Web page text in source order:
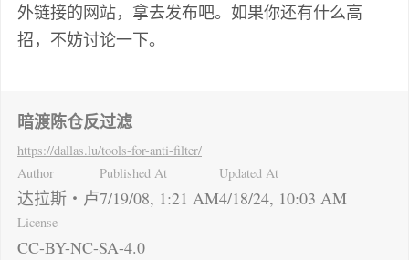
外链接的网站，拿去发布吧。如果你还有什么高
招，不妨讨论一下。
暗渡陈仓反过滤
https://dallas.lu/tools-for-anti-filter/
Author
达拉斯・卢
Published At
7/19/08, 1:21 AM
Updated At
4/18/24, 10:03 AM
License
CC-BY-NC-SA-4.0